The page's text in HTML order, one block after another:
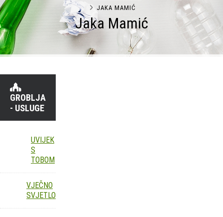
Jaka Mamić
JAKA MAMIĆ
GROBLJA
- USLUGE
UVIJEK
S
TOBOM
VJEČNO
SVJETLO